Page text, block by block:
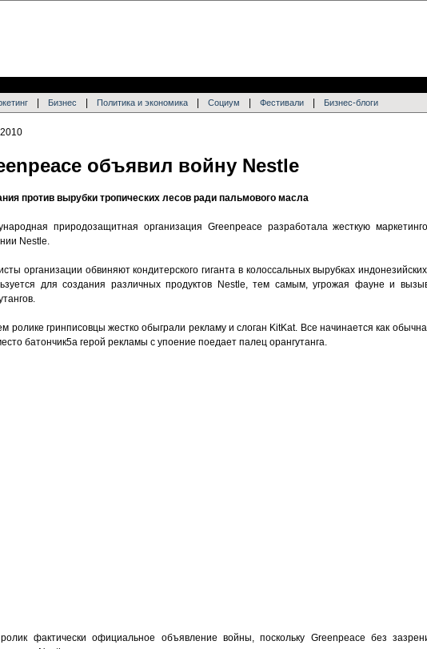
Бизнес Политика и экономика Социум Фестивали Бизнес-блоги
объявил войну Nestle
против вырубки тропических лесов ради пальмового масла
природозащитная организация Greenpeace разработала жесткую
Nestle.
организации обвиняют кондитерского гиганта в колоссальных вырубках
для создания различных продуктов Nestle, тем самым, угрожая фауне и
ролике гринписовцы жестко обыграли рекламу и слоган KitKat. Все начинается как
батончик5а герой рекламы с упоение поедает палец орангутанга.
фактически официальное объявление войны, поскольку Greenpeace без